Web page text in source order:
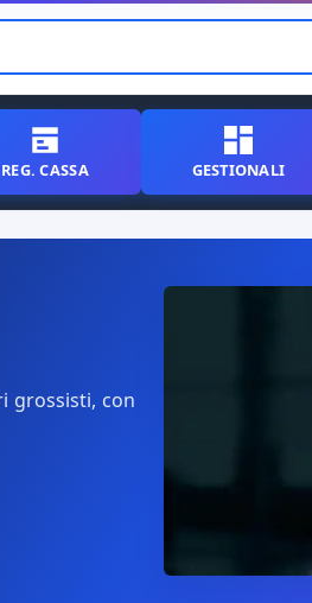
REG. CASSA GESTIONALI
grossisti, con